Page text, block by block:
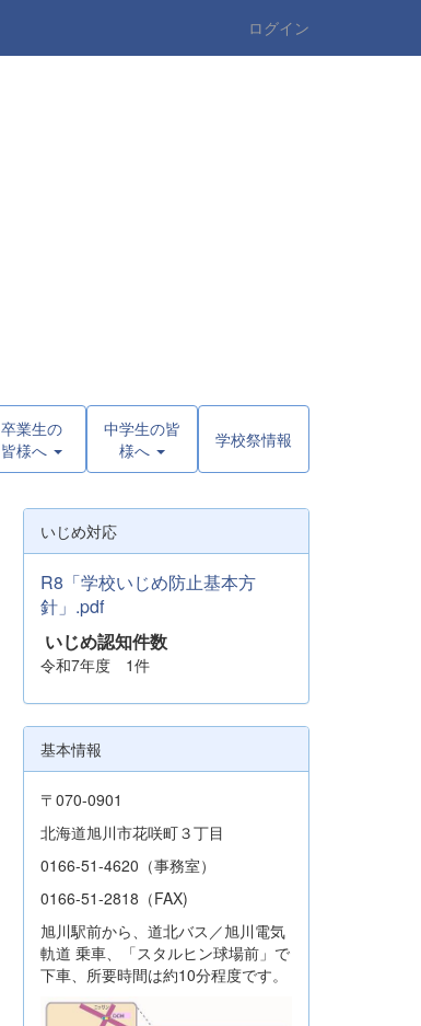
ログイン
卒業生の
皆様へ
中学生の皆
様へ
学校祭情報
いじめ対応
R8「学校いじめ防止基本方
針」.pdf
いじめ認知件数
令和7年度 1件
基本情報
〒070-0901
北海道旭川市花咲町３丁目
0166-51-4620（事務室）
0166-51-2818（FAX)
旭川駅前から、道北バス／旭川電気
軌道 乗車、「スタルヒン球場前」で
下車、所要時間は約10分程度です。